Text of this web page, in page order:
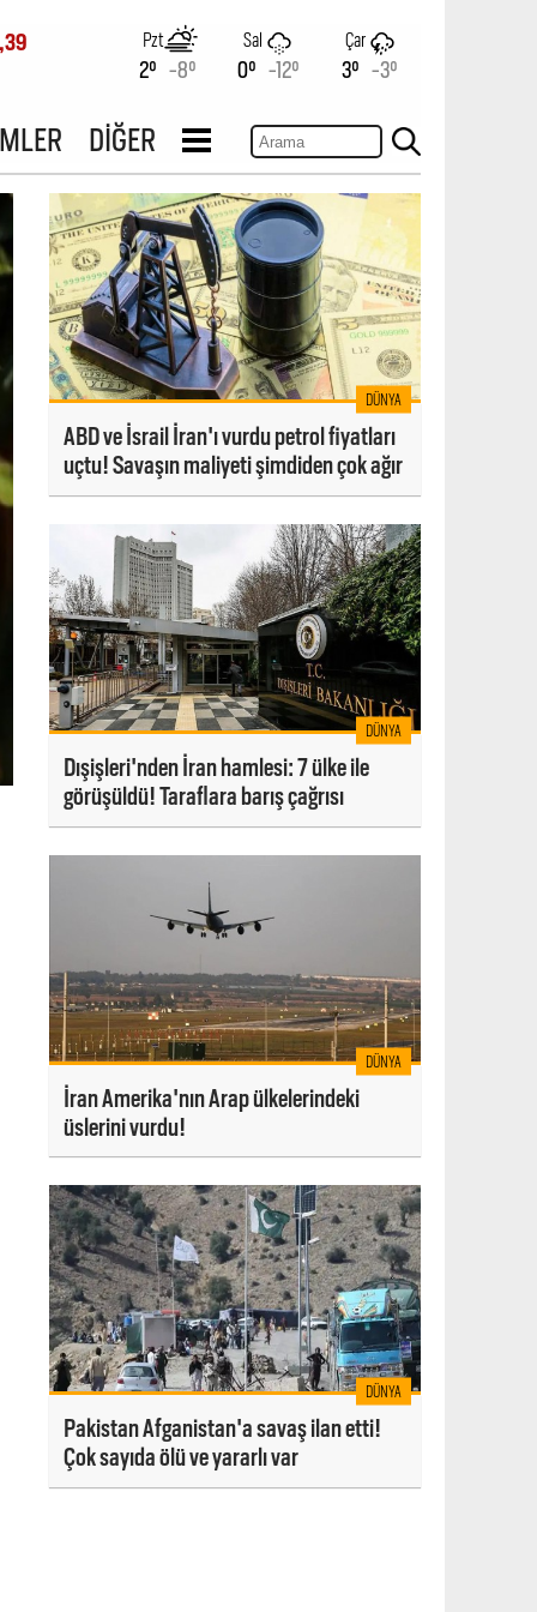
Pzt
2° -8°
Sal
0° -12°
Çar
3° -3°
DİĞER
DÜNYA
ABD ve İsrail İran'ı vurdu petrol fiyatları
uçtu! Savaşın maliyeti şimdiden çok ağır
DÜNYA
Dışişleri'nden İran hamlesi: 7 ülke ile
görüşüldü! Taraflara barış çağrısı
DÜNYA
İran Amerika'nın Arap ülkelerindeki
üslerini vurdu!
DÜNYA
Pakistan Afganistan'a savaş ilan etti!
Çok sayıda ölü ve yararlı var